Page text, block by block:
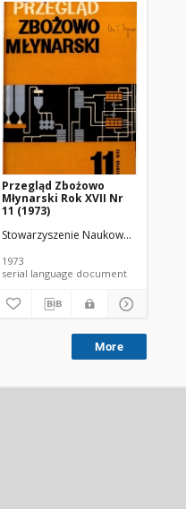
Inżynierów i Techników
Przegląd Zbożowo
Młynarski Rok XVII Nr
11 (1973)
Stowarzyszenie Naukowo-
1973
serial language document
More